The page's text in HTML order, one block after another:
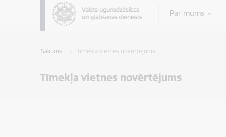
Par mums
Sākums Tīmekļa vietnes novērtējums
Tīmekļa vietnes novērtējums